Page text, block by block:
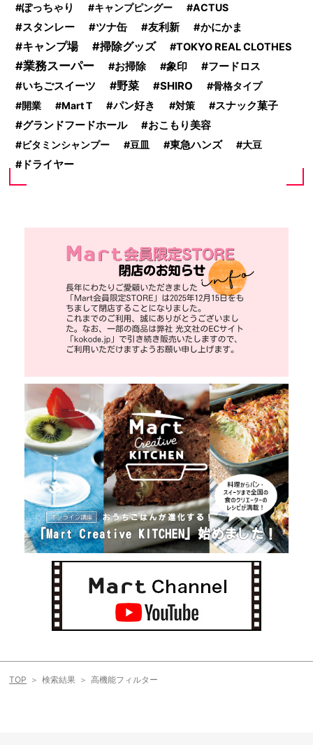
ぽっちゃり キャンプピングー ACTUS
スタンレー ツナ缶 友利新 かにかま
キャンプ場 掃除グッズ TOKYO REAL CLOTHES
業務スーパー お掃除 象印
フードロス
いちごスイーツ
野菜 SHIRO
骨格タイプ
開業
Mart T パン好き 対策 スナック菓子
グランドフードホール おこもり美容
ビタミンシャンプー 豆皿 東急ハンズ 大豆
ドライヤー
TOP 検索結果 高機能フィルター